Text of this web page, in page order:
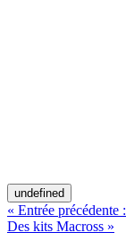
undefined
« Entrée précédente :
Des kits Macross »